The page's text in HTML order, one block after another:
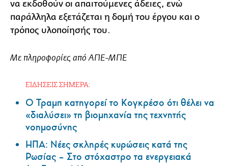
να εκδοθούν οι απαιτούμενες άδειες, ενώ
παράλληλα εξετάζεται η δομή του έργου και ο
τρόπος υλοποίησής του.
Με πληροφορίες από ΑΠΕ-ΜΠΕ
ΕΙΔΗΣΕΙΣ ΣΗΜΕΡΑ:
Ο Τραμπ κατηγορεί το Κογκρέσο ότι θέλει να
«διαλύσει» τη βιομηχανία της τεχνητής
νοημοσύνης
ΗΠΑ: Nέες σκληρές κυρώσεις κατά της
Ρωσίας – Στο στόχαστρο τα ενεργειακά